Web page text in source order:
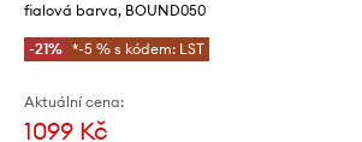
fialová barva, BOUND050
-21% *-5 % s kódem: LST
Aktuální cena:
1099 Kč